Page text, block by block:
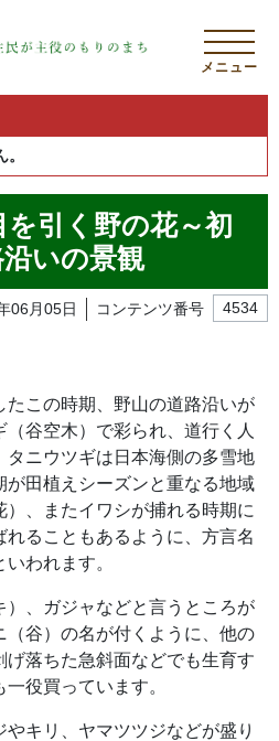
メニュー
を引く野の花～初
いの景観
06月05日 コンテンツ番号 4534
この時期、野山の道路沿いが
谷空木）で彩られ、道行く人
ニウツギは日本海側の多雪地
田植えシーズンと重なる地域
、またイワシが捕れる時期に
ることもあるように、方言名
われます。
、ガジャなどと言うところが
（谷）の名が付くように、他の
落ちた急斜面などでも生育す
役買っています。
キリ、ヤマツツジなどが盛り